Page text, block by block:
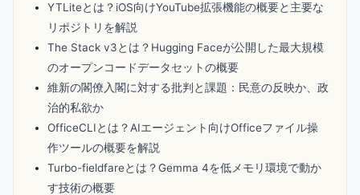
YTLiteとは？iOS向けYouTube拡張機能の概要と主要な
リポジトリを解説
The Stack v3とは？Hugging Faceが公開した最大規模
のオープンコードデータセットの概要
維新の閣僚入閣に対する批判と課題：民意の反映か、政
治的私欲か
OfficeCLIとは？AIエージェント向けOfficeファイル操
作ツールの概要を解説
Turbo-fieldfareとは？Gemma 4を低メモリ環境で動か
す技術の概要